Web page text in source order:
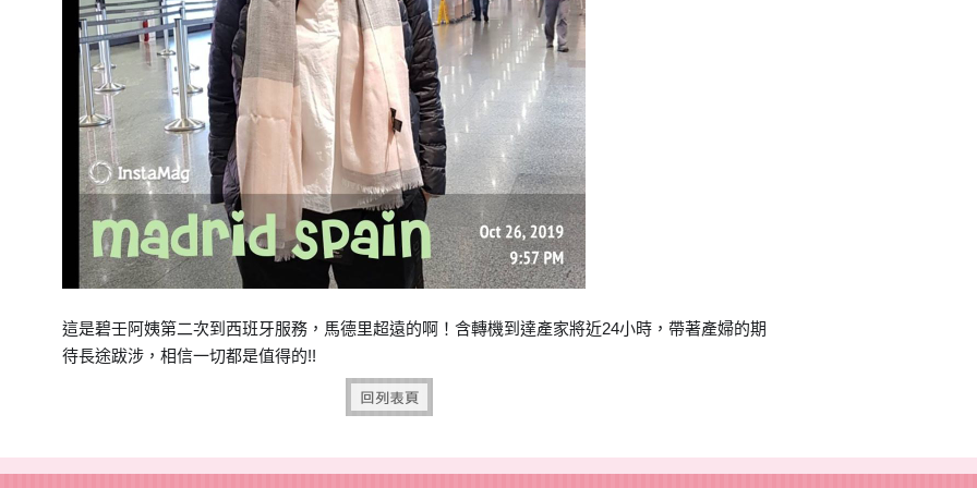
這是碧壬阿姨第二次到西班牙服務，馬德里超遠的啊！含轉機到達產家將近24小時，帶著產婦的期
待長途跋涉，相信一切都是值得的!!